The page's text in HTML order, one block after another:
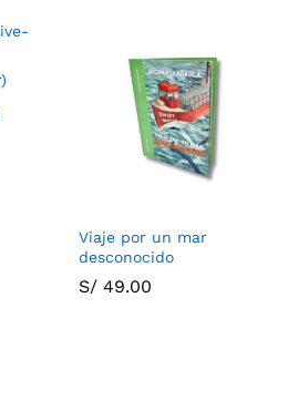
Viaje por un mar
desconocido
S/ 49.00
S/ 49.00